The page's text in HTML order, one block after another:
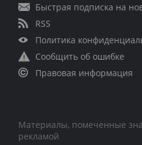
Быстрая подписка на
RSS
Политика
Сообщить об ошибке
Правовая информация
Материалы, помеченные
рекламой